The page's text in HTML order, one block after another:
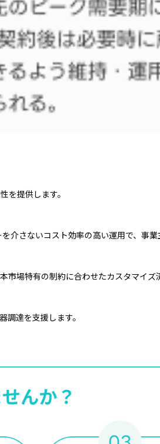
を提供します。
介さないコスト効率の高い運用で、事業
場特有の制約に合わせたカスタマイズ
達を支援します。